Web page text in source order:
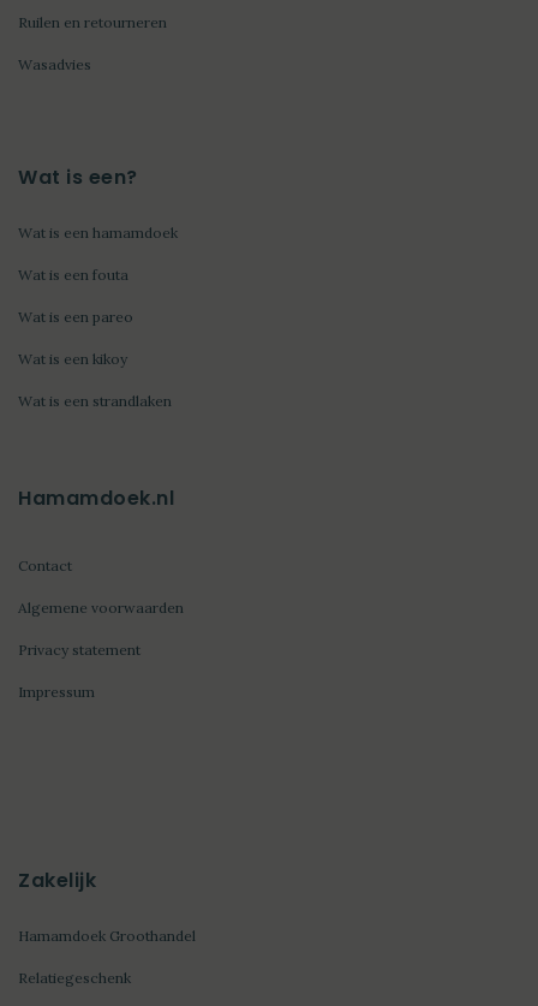
Ruilen en retourneren
Wasadvies
Wat is een?
Wat is een hamamdoek
Wat is een fouta
Wat is een pareo
Wat is een kikoy
Wat is een strandlaken
Hamamdoek.nl
Contact
Algemene voorwaarden
Privacy statement
Impressum
Zakelijk
Hamamdoek Groothandel
Relatiegeschenk